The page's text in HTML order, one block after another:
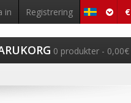
€
in Registrering
0 produkter - 0,00€